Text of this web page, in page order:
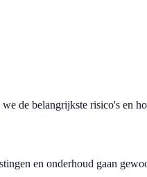
de belangrijkste risico's en
en onderhoud gaan